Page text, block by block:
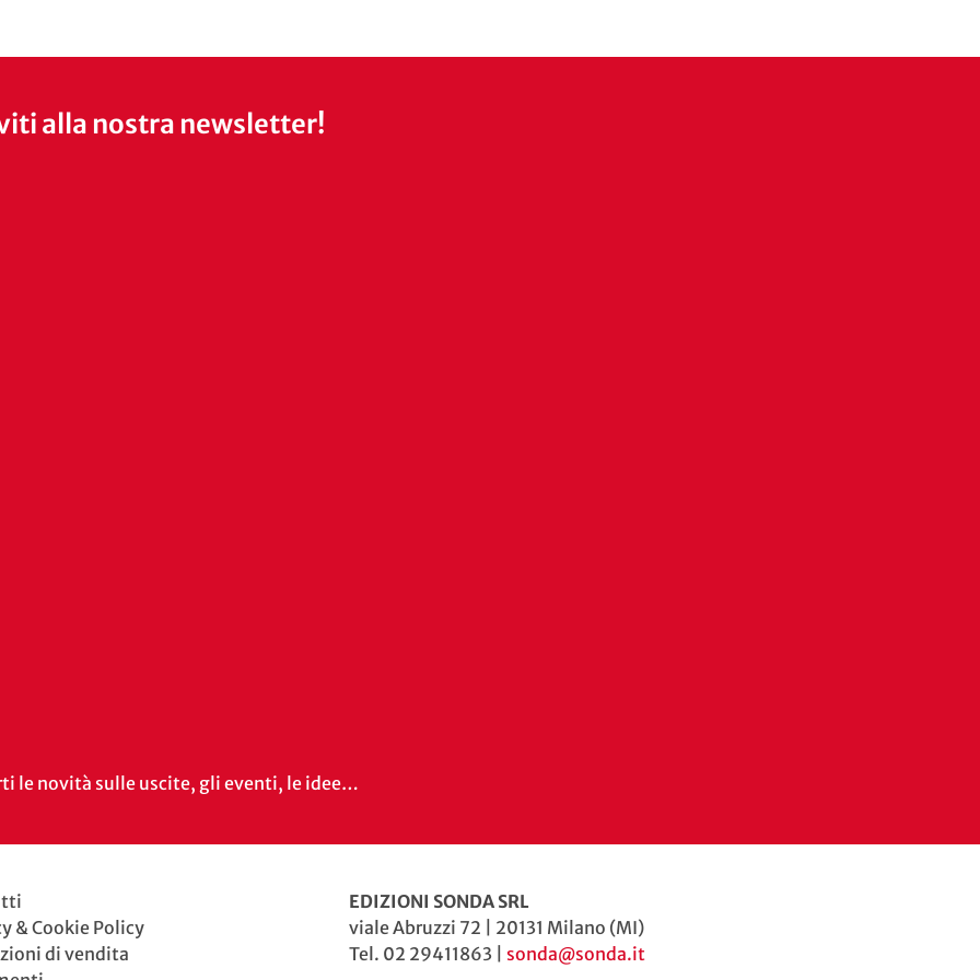
alla nostra newsletter!
le novità sulle uscite, gli eventi, le idee…
& Cookie Policy
di vendita
EDIZIONI SONDA SRL
viale Abruzzi 72 | 20131 Milano (MI)
Tel. 02 29411863 | sonda@sonda.it